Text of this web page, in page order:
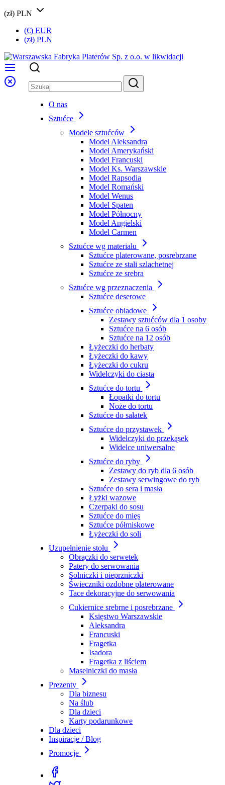
(zł) PLN
(€) EUR
(zł) PLN
O nas
Sztućce
Modele sztućców
Model Aleksandra
Model Amerykański
Model Francuski
Model Ks. Warszawskie
Model Rapsodia
Model Romański
Model Wenus
Model Spaten
Model Północny
Model Angielski
Model Carmen
Sztućce wg materiału
Sztućce platerowane, posrebrzane
Sztućce ze stali szlachetnej
Sztućce ze srebra
Sztućce wg przeznaczenia
Sztućce deserowe
Sztućce obiadowe
Zestawy sztućców dla 1 osoby
Sztućce na 6 osób
Sztućce na 12 osób
Łyżeczki do herbaty
Łyżeczki do kawy
Łyżeczki do cukru
Widelczyki do ciasta
Sztućce do tortu
Łopatki do tortu
Noże do tortu
Sztućce do sałatek
Sztućce do przystawek
Widelczyki do przekąsek
Widelce uniwersalne
Sztućce do ryby
Zestawy do ryb dla 6 osób
Zestawy serwingowe do ryb
Sztućce do sera i masła
Łyżki wazowe
Czerpaki do sosu
Sztućce do mięs
Sztućce półmiskowe
Łyżeczki do soli
Uzupełnienie stołu
Obrączki do serwetek
Patery do serwowania
Solniczki i pieprzniczki
Świeczniki ozdobne platerowane
Tace dekoracyjne do serwowania
Cukiernice srebrne i posrebrzane
Księstwo Warszawskie
Aleksandra
Francuski
Fragetka
Isadora
Fragetka z liściem
Maselniczki do masła
Prezenty
Dla biznesu
Na ślub
Dla dzieci
Karty podarunkowe
Dla dzieci
Inspiracje / Blog
Promocje